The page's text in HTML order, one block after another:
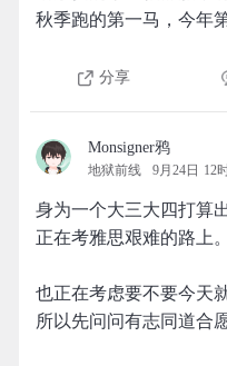
秋季跑的第一马，今年第
分享
Monsigner鸦
地狱前线 9月24日 12
身为一个大三大四打算
正在考雅思艰难的路上。
也正在考虑要不要今天
所以先问问有志同道合